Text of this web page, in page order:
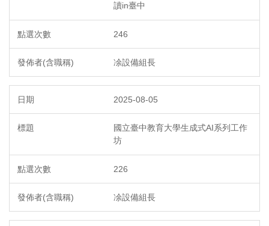
讀in臺中
246
凃設備組長
2025-08-05
國立臺中教育大學生成式AI系列工作
坊
226
凃設備組長